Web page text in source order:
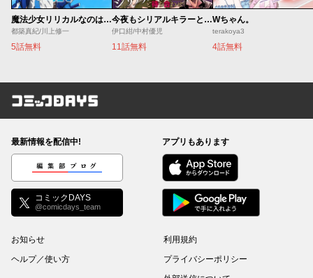
魔法少女リリカルなのは EXCEEDS
都築真紀/川上修一
5話無料
今夜もシリアルキラーと待ち合わせ
伊口紺/中村優児
11話無料
Wちゃん。
terakoya3
4話無料
コミックDAYS
最新情報を配信中!
編集部ブログ
コミックDAYS
@comicdays_team
アプリもあります
お知らせ
ヘルプ／使い方
利用規約
プライバシーポリシー